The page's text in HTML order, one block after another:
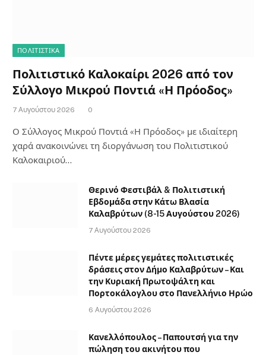
ΠΟΛΙΤΙΣΤΙΚΑ
Πολιτιστικό Καλοκαίρι 2026 από τον
Σύλλογο Μικρού Ποντιά «Η Πρόοδος»
7 Αυγούστου 2026 0
Ο Σύλλογος Μικρού Ποντιά «Η Πρόοδος» με ιδιαίτερη
χαρά ανακοινώνει τη διοργάνωση του Πολιτιστικού
Καλοκαιριού…
Θερινό Φεστιβάλ & Πολιτιστική
Εβδομάδα στην Κάτω Βλασία
Καλαβρύτων (8-15 Αυγούστου 2026)
7 Αυγούστου 2026
Πέντε μέρες γεμάτες πολιτιστικές
δράσεις στον Δήμο Καλαβρύτων – Και
την Κυριακή Πρωτοψάλτη και
Πορτοκάλογλου στο Πανελλήνιο Ηρώο
6 Αυγούστου 2026
Κανελλόπουλος – Παπουτσή για την
πώληση του ακινήτου που